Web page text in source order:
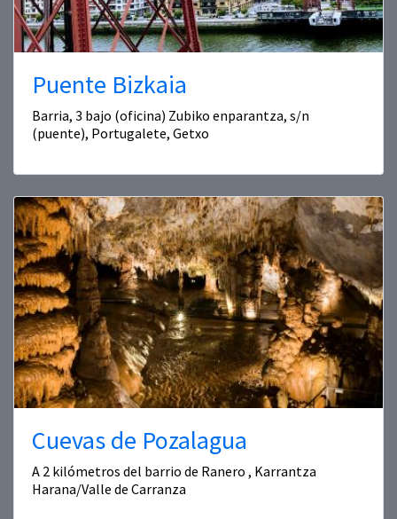
Puente Bizkaia
Barria, 3 bajo (oficina) Zubiko enparantza, s/n
(puente), Portugalete, Getxo
Cuevas de Pozalagua
A 2 kilómetros del barrio de Ranero , Karrantza
Harana/Valle de Carranza